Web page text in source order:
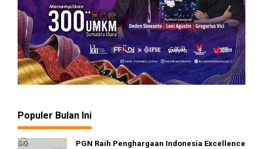
Populer Bulan Ini
PGN Raih Penghargaan Indonesia Excellence